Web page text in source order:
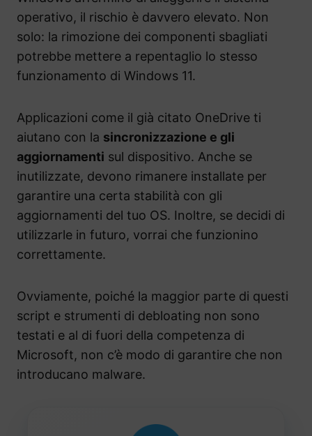
operativo, il rischio è davvero elevato. Non
solo: la rimozione dei componenti sbagliati
potrebbe mettere a repentaglio lo stesso
funzionamento di Windows 11.
Applicazioni come il già citato OneDrive ti
aiutano con la sincronizzazione e gli
aggiornamenti sul dispositivo. Anche se
inutilizzate, devono rimanere installate per
garantire una certa stabilità con gli
aggiornamenti del tuo OS. Inoltre, se decidi di
utilizzarle in futuro, vorrai che funzionino
correttamente.
Ovviamente, poiché la maggior parte di questi
script e strumenti di debloating non sono
testati e al di fuori della competenza di
Microsoft, non c’è modo di garantire che non
introducano malware.